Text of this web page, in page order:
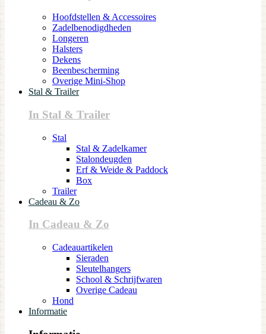
Hoofdstellen & Accessoires
Zadelbenodigdheden
Longeren
Halsters
Dekens
Beenbescherming
Overige Mini-Shop
Stal & Trailer
In Stal & Trailer
Stal
Stal & Zadelkamer
Stalondeugden
Erf & Weide & Paddock
Box
Trailer
Cadeau & Zo
In Cadeau & Zo
Cadeauartikelen
Sieraden
Sleutelhangers
School & Schrijfwaren
Overige Cadeau
Hond
Informatie